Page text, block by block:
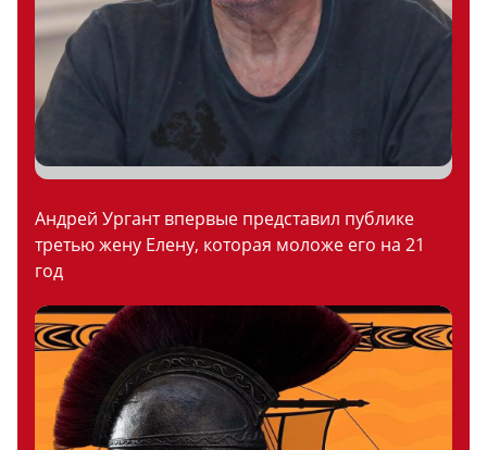
Андрей Ургант впервые представил публике
третью жену Елену, которая моложе его на 21
год